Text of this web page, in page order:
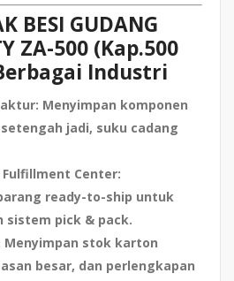
BESI GUDANG
ZA-500 (Kap.500
Industri
: Menyimpan komponen
jadi, suku cadang
Fulfillment Center:
ready-to-ship untuk
sistem pick & pack.
Menyimpan stok karton
besar, dan perlengkapan